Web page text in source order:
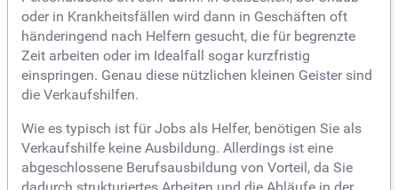
oder in Krankheitsfällen wird dann in Geschäften oft
händeringend nach Helfern gesucht, die für begrenzte
Zeit arbeiten oder im Idealfall sogar kurzfristig
einspringen. Genau diese nützlichen kleinen Geister sind
die Verkaufshilfen.
Wie es typisch ist für Jobs als Helfer, benötigen Sie als
Verkaufshilfe keine Ausbildung. Allerdings ist eine
abgeschlossene Berufsausbildung von Vorteil, da Sie